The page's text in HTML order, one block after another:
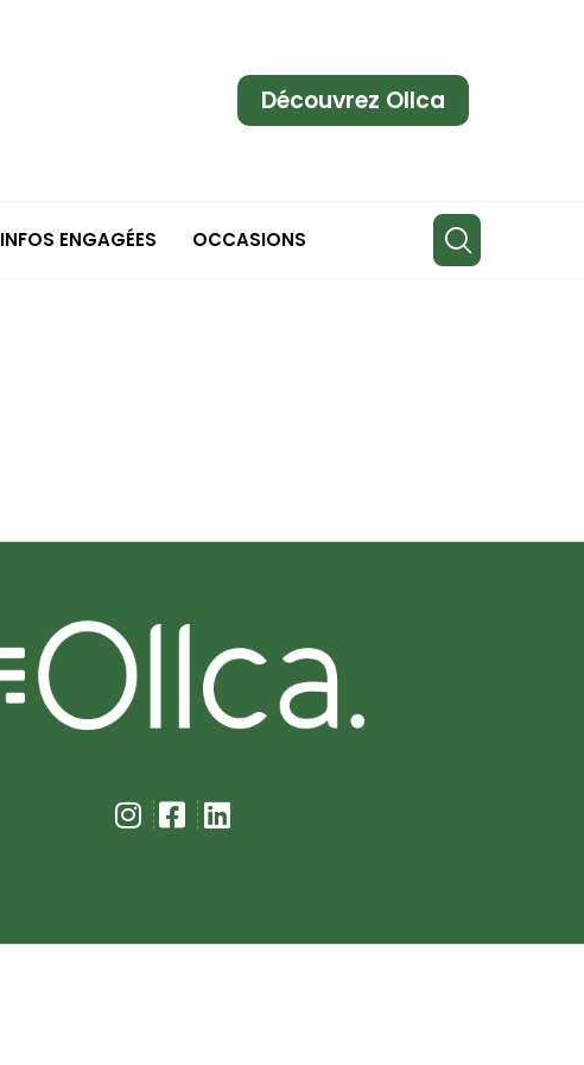
Découvrez Ollca
INFOS ENGAGÉES OCCASIONS